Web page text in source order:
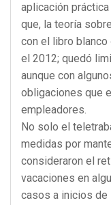
aplicación
que, la teoría
con el libro
el 2012; quedó
aunque con
obligaciones que
empleadores.
No solo el
medidas por
consideraron el
vacaciones en
casos a inicios de